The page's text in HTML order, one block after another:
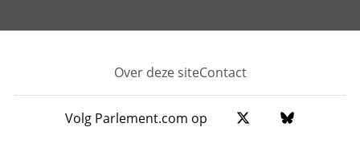
Footer
Over deze siteContact
Volg Parlement.com op